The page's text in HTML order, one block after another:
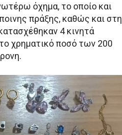
όχημα, το οποίο και
πράξης, καθώς και
4 κινητά
χρηματικό ποσό των 200